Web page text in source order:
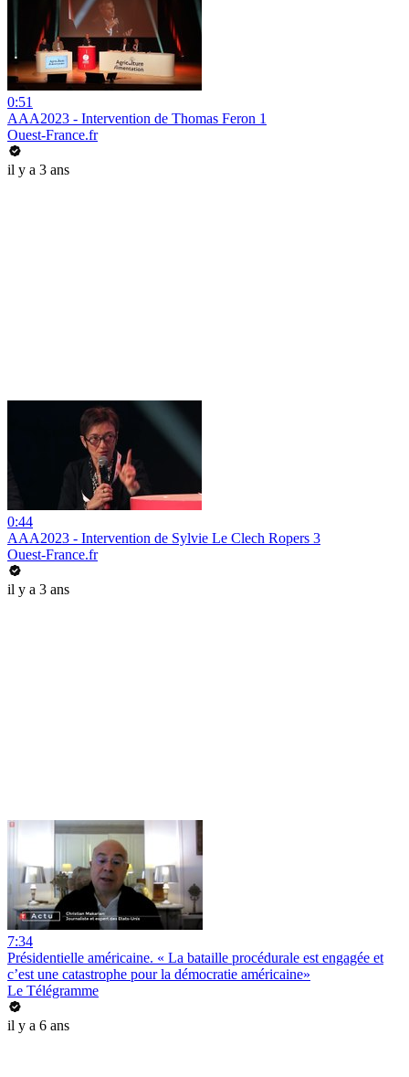
0:51
AAA2023 - Intervention de Thomas Feron 1
Ouest-France.fr
il y a 3 ans
0:44
AAA2023 - Intervention de Sylvie Le Clech Ropers 3
Ouest-France.fr
il y a 3 ans
7:34
Présidentielle américaine. « La bataille procédurale est engagée et
c’est une catastrophe pour la démocratie américaine»
Le Télégramme
il y a 6 ans